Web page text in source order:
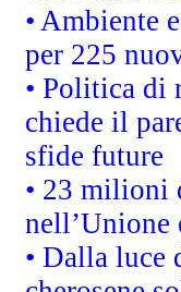
• Ambiente
per 225
• Politica di
chiede il
sfide future
• 23 milioni
nell’Unione
• Dalla luce